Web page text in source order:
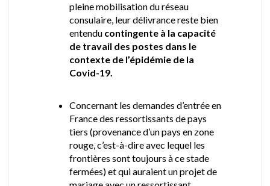
pleine mobilisation du réseau
consulaire, leur délivrance reste bien
entendu contingente à la capacité
de travail des postes dans le
contexte de l’épidémie de la
Covid-19.
Concernant les demandes d’entrée en
France des ressortissants de pays
tiers (provenance d’un pays en zone
rouge, c’est-à-dire avec lequel les
frontières sont toujours à ce stade
fermées) et qui auraient un projet de